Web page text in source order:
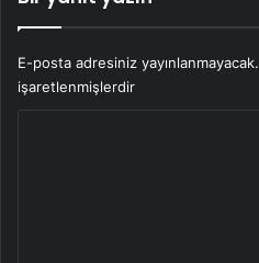
E-posta adresiniz yayınlanmayacak.
işaretlenmişlerdir